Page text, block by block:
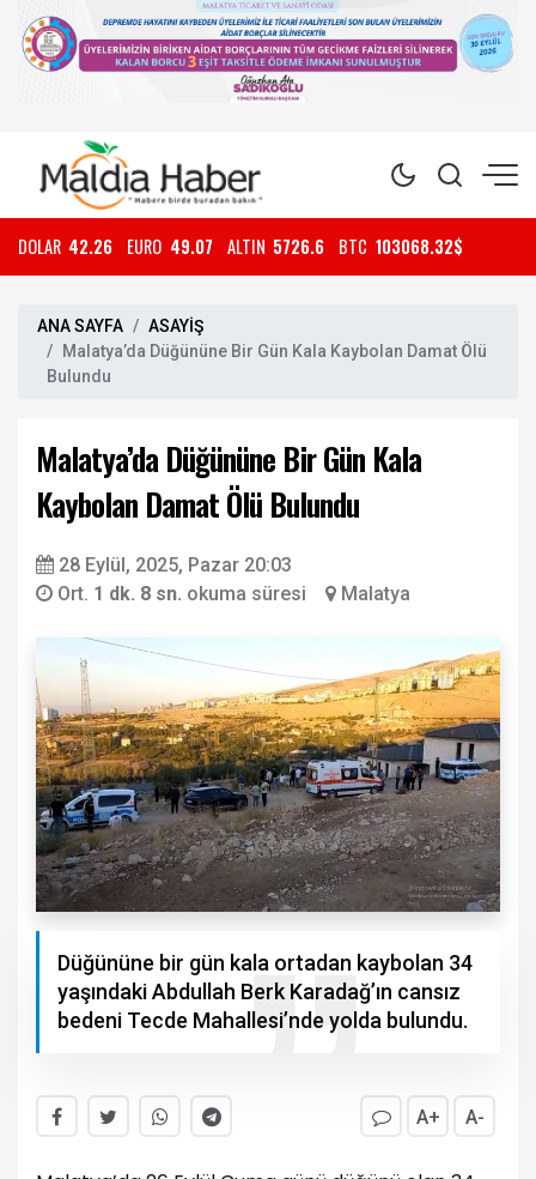
DOLAR 42.26 EURO 49.07 ALTIN 5726.6 BTC 103068.32$
ANA SAYFA
ASAYİŞ
Malatya’da Düğününe Bir Gün Kala Kaybolan Damat Ölü
Bulundu
Malatya’da Düğününe Bir Gün Kala
Kaybolan Damat Ölü Bulundu
28 Eylül, 2025, Pazar 20:03
Ort. 1 dk. 8 sn. okuma süresi Malatya
Düğününe bir gün kala ortadan kaybolan 34
yaşındaki Abdullah Berk Karadağ’ın cansız
bedeni Tecde Mahallesi’nde yolda bulundu.
A+ A-